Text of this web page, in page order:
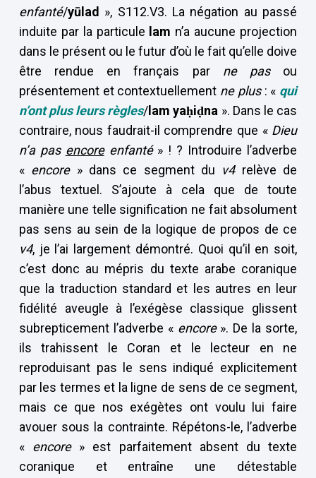
enfanté/yūlad », S112.V3. La négation au passé
induite par la particule lam n’a aucune projection
dans le présent ou le futur d’où le fait qu’elle doive
être rendue en français par ne pasou
présentement et contextuellement ne plus : « qui
n’ont plus leurs règles/ lam yaḥiḍna ». Dans le cas
contraire, nous faudrait-il comprendre que « Dieu
n’a pas encoreenfanté» ! ? Introduire l’adverbe
« encore» dans ce segment du v4relève de
l’abus textuel. S’ajoute à cela que de toute
manière une telle signification ne fait absolument
pas sens au sein de la logique de propos de ce
v4, je l’ai largement démontré. Quoi qu’il en soit,
c’est donc au mépris du texte arabe coranique
que la traduction standard et les autres en leur
fidélité aveugle à l’exégèse classique glissent
subrepticement l’adverbe « encore». De la sorte,
ils trahissent le Coran et le lecteur en ne
reproduisant pas le sens indiqué explicitement
par les termes et la ligne de sens de ce segment,
mais ce que nos exégètes ont voulu lui faire
avouer sous la contrainte. Répétons-le, l’adverbe
« encore » est parfaitement absent du texte
coranique et entraîne une détestable